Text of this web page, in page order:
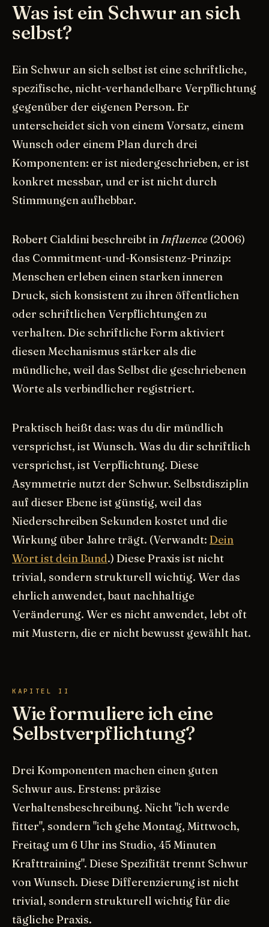
Was ist ein Schwur an sich
selbst?
Ein Schwur an sich selbst ist eine schriftliche,
spezifische, nicht-verhandelbare Verpflichtung
gegenüber der eigenen Person. Er
unterscheidet sich von einem Vorsatz, einem
Wunsch oder einem Plan durch drei
Komponenten: er ist niedergeschrieben, er ist
konkret messbar, und er ist nicht durch
Stimmungen aufhebbar.
Robert Cialdini beschreibt inInfluence (2006)
das Commitment-und-Konsistenz-Prinzip:
Menschen erleben einen starken inneren
Druck, sich konsistent zu ihren öffentlichen
oder schriftlichen Verpflichtungen zu
verhalten. Die schriftliche Form aktiviert
diesen Mechanismus stärker als die
mündliche, weil das Selbst die geschriebenen
Worte als verbindlicher registriert.
Praktisch heißt das: was du dir mündlich
versprichst, ist Wunsch. Was du dir schriftlich
versprichst, ist Verpflichtung. Diese
Asymmetrie nutzt der Schwur. Selbstdisziplin
auf dieser Ebene ist günstig, weil das
Niederschreiben Sekunden kostet und die
Wirkung über Jahre trägt. (Verwandt: Dein
Wort ist dein Bund.) Diese Praxis ist nicht
trivial, sondern strukturell wichtig. Wer das
ehrlich anwendet, baut nachhaltige
Veränderung. Wer es nicht anwendet, lebt oft
mit Mustern, die er nicht bewusst gewählt hat.
KAPITEL II
Wie formuliere ich eine
Selbstverpflichtung?
Drei Komponenten machen einen guten
Schwur aus. Erstens: präzise
Verhaltensbeschreibung. Nicht "ich werde
fitter", sondern "ich gehe Montag, Mittwoch,
Freitag um 6 Uhr ins Studio, 45 Minuten
Krafttraining". Diese Spezifität trennt Schwur
von Wunsch. Diese Differenzierung ist nicht
trivial, sondern strukturell wichtig für die
tägliche Praxis.